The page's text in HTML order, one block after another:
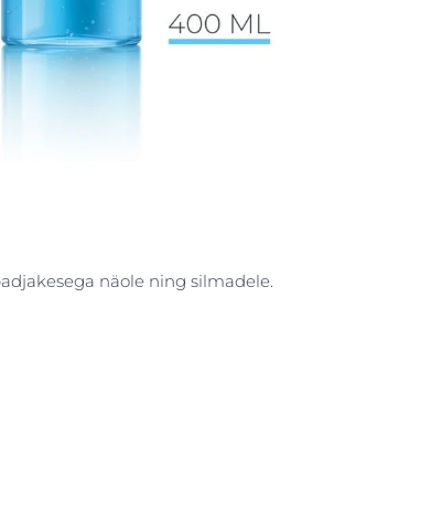
näole ning silmadele.